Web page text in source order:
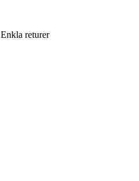
Enkla returer